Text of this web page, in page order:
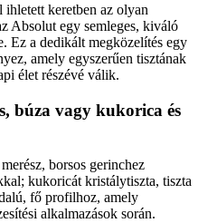
keretben az olyan
Absolut egy semleges, kiváló
Ez a dedikált megközelítés egy
amely egyszerűen tisztának
élet részévé válik.
búza vagy kukorica és
borsos gerinchez
kukoricát kristálytiszta, tiszta
fő profilhoz, amely
alkalmazások során.